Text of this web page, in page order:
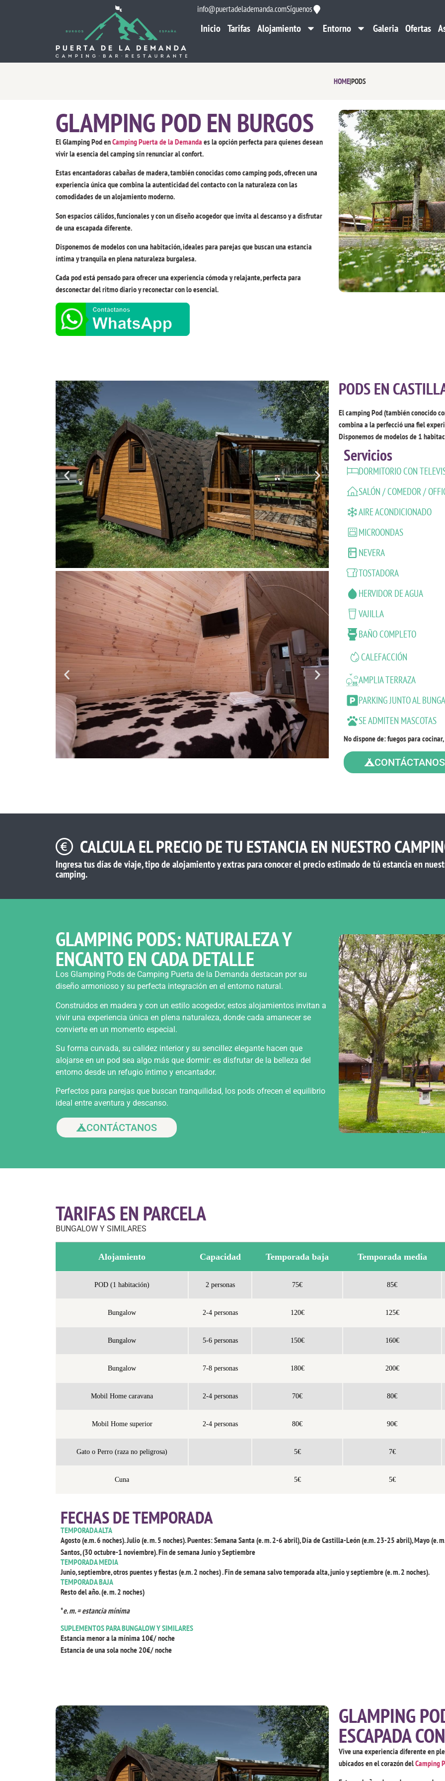
info@puertadelademanda.comSíguenos
Inicio Tarifas Alojamiento Entorno Galeria Ofertas
HOME|PODS
GLAMPING POD EN BURGOS
El Glamping Pod enCamping Puerta de la Demanda es la opción perfecta para quienes desean
vivir la esencia del camping sin renunciar al confort.
Estas encantadoras cabañas de madera, también conocidas como camping pods, ofrecen una
experiencia única que combina la autenticidad del contacto con la naturaleza con las
comodidades de un alojamiento moderno.
Son espacios cálidos, funcionales y con un diseño acogedor que invita al descanso y a disfrutar
de una escapada diferente.
Disponemos de modelos con una habitación, ideales para parejas que buscan una estancia
íntima y tranquila en plena naturaleza burgalesa.
Cada pod está pensado para ofrecer una experiencia cómoda y relajante, perfecta para
desconectar del ritmo diario y reconectar con lo esencial.
PODS EN
El camping Pod (también conocido
combina a la perfecció una fiel
Disponemos de modelos de 1
Servicios
DORMITORIO CON
SALÓN / COMEDOR /
AIRE ACONDICIONADO
MICROONDAS
NEVERA
TOSTADORA
HERVIDOR DE AGUA
VAJILLA
BAÑO COMPLETO
CALEFACCIÓN
AMPLIA TERRAZA
PARKING JUNTO AL
SE ADMITEN MASCOTAS
No dispone de: fuegos para
CONTÁCTANOS
CALCULA EL PRECIO DE TU ESTANCIA EN NUESTRO
Ingresa tus días de viaje, tipo de alojamiento y extras para conocer el precio estimado de tú estancia en
camping.
GLAMPING PODS: NATURALEZA Y
ENCANTO EN CADA DETALLE
Los Glamping Pods de Camping Puerta de la Demanda destacan por su
diseño armonioso y su perfecta integración en el entorno natural.
Construidos en madera y con un estilo acogedor, estos alojamientos invitan a
vivir una experiencia única en plena naturaleza, donde cada amanecer se
convierte en un momento especial.
Su forma curvada, su calidez interior y su sencillez elegante hacen que
alojarse en un pod sea algo más que dormir: es disfrutar de la belleza del
entorno desde un refugio íntimo y encantador.
Perfectos para parejas que buscan tranquilidad, los pods ofrecen el equilibrio
ideal entre aventura y descanso.
CONTÁCTANOS
TARIFAS EN PARCELA
BUNGALOW Y SIMILARES
Alojamiento Capacidad Temporada baja Temporada media
POD (1 habitación) 2 personas 75€ 85€
Bungalow 2-4 personas 120€ 125€
Bungalow 5-6 personas 150€ 160€
Bungalow 7-8 personas 180€ 200€
Mobil Home caravana 2-4 personas 70€ 80€
Mobil Home superior 2-4 personas 80€ 90€
Gato o Perro (raza no peligrosa) 5€ 7€
Cuna 5€ 5€
FECHAS DE TEMPORADA
TEMPORADA ALTA
Agosto (e.m. 6 noches). Julio (e. m. 5 noches). Puentes: Semana Santa (e. m. 2-6 abril), Día de Castilla-León (e.m. 23-25 abril), Mayo (e.
Santos, (30 octubre-1 noviembre). Fin de semana Junio y Septiembre
TEMPORADA MEDIA
Junio, septiembre, otros puentes y fiestas (e.m. 2 noches) . Fin de semana salvo temporada alta, junio y septiembre (e. m. 2 noches).
TEMPORADA BAJA
Resto del año. (e. m. 2 noches)
*e. m. = estancia mínima
SUPLEMENTOS PARA BUNGALOW Y SIMILARES
Estancia menor a la mínima 10€/ noche
Estancia de una sola noche 20€/ noche
GLAMPING
ESCAPADA
Vive una experiencia diferente en
ubicados en el corazón delCamping